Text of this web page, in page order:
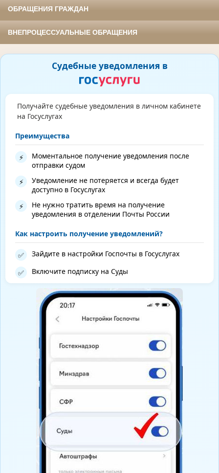
ОБРАЩЕНИЯ ГРАЖДАН
ВНЕПРОЦЕССУАЛЬНЫЕ ОБРАЩЕНИЯ
Судебные уведомления в
Получайте судебные уведомления в личном кабинете
на Госуслугах
Преимущества
⚡
Моментальное получение уведомления после
отправки судом
⚡
Уведомление не потеряется и всегда будет
доступно в Госуслугах
⚡
Не нужно тратить время на получение
уведомления в отделении Почты России
Как настроить получение уведомлений?
✅ Зайдите в настройки Госпочты в Госуслугах
✅ Включите подписку на Суды